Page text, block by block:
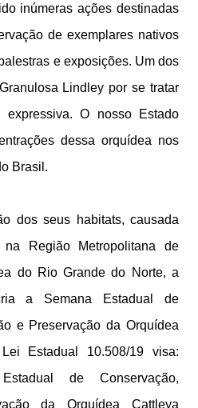
inúmeras ações destinadas
de exemplares nativos
e exposições. Um dos
Lindley por se tratar
O nosso Estado
dessa orquídea nos
Brasil.
dos seus habitats, causada
Região Metropolitana de
do Rio Grande do Norte, a
a Semana Estadual de
e Preservação da Orquídea
Estadual 10.508/19 visa:
de Conservação,
da Orquídea Cattleya